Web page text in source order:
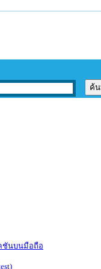
ชันบนมือถือ